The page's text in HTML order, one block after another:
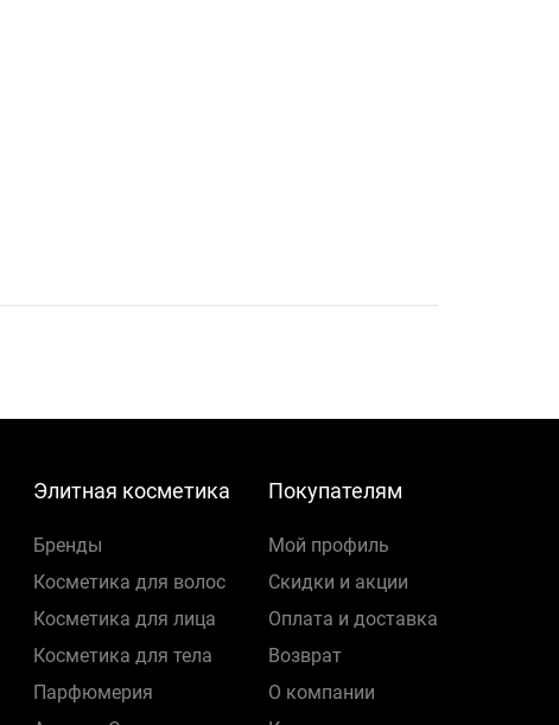
Элитная косметика
Бренды
Косметика для волос
Косметика для лица
Косметика для тела
Парфюмерия
Покупателям
Мой профиль
Скидки и акции
Оплата и доставка
Возврат
О компании